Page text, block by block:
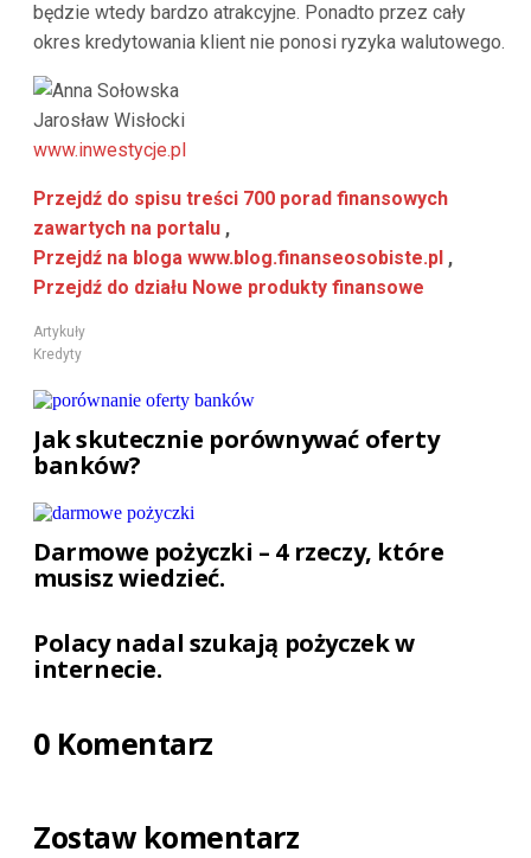
będzie wtedy bardzo atrakcyjne. Ponadto przez cały
okres kredytowania klient nie ponosi ryzyka walutowego.
Anna Sołowska
Jarosław Wisłocki
www.inwestycje.pl
Przejdź do spisu treści 700 porad finansowych
zawartych na portalu ,
Przejdź na bloga www.blog.finanseosobiste.pl ,
Przejdź do działu Nowe produkty finansowe
Artykuły
Kredyty
Jak skutecznie porównywać oferty
banków?
Darmowe pożyczki – 4 rzeczy, które
musisz wiedzieć.
Polacy nadal szukają pożyczek w
internecie.
0 Komentarz
Zostaw komentarz